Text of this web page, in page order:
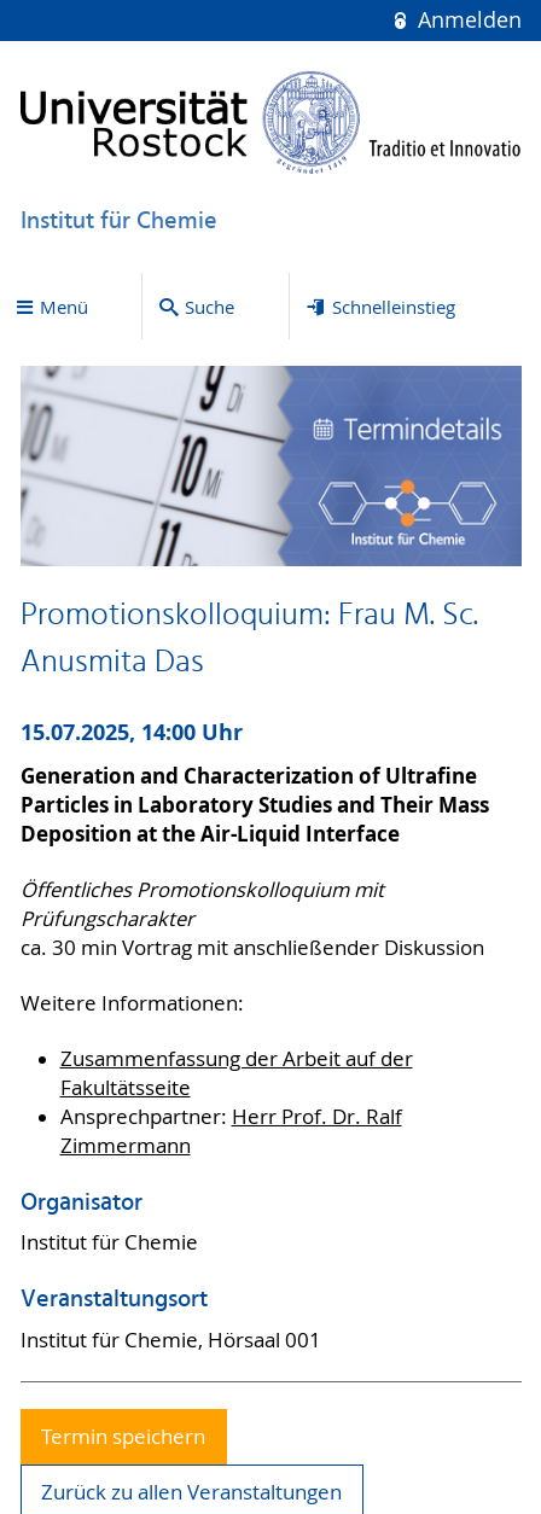
Anmelden
Institut für Chemie
Menü Suche Schnelleinstieg
Promotionskolloquium: Frau M. Sc.
Anusmita Das
15.07.2025, 14:00 Uhr
Generation and Characterization of Ultrafine
Particles in Laboratory Studies and Their Mass
Deposition at the Air-Liquid Interface
Öffentliches Promotionskolloquium mit
Prüfungscharakter
ca. 30 min Vortrag mit anschließender Diskussion
Weitere Informationen:
Zusammenfassung der Arbeit auf der
Fakultätsseite
Ansprechpartner: Herr Prof. Dr. Ralf
Zimmermann
Organisator
Institut für Chemie
Veranstaltungsort
Institut für Chemie, Hörsaal 001
Termin speichern
Zurück zu allen Veranstaltungen